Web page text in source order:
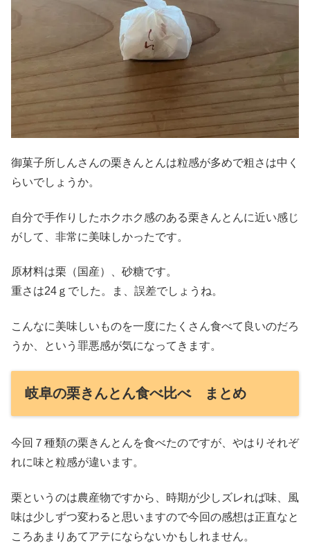
御菓子所しんさんの栗きんとんは粒感が多めで粗さは中く
らいでしょうか。
自分で手作りしたホクホク感のある栗きんとんに近い感じ
がして、非常に美味しかったです。
原材料は栗（国産）、砂糖です。
重さは24ｇでした。ま、誤差でしょうね。
こんなに美味しいものを一度にたくさん食べて良いのだろ
うか、という罪悪感が気になってきます。
岐阜の栗きんとん食べ比べ まとめ
今回７種類の栗きんとんを食べたのですが、やはりそれぞ
れに味と粒感が違います。
栗というのは農産物ですから、時期が少しズレれば味、風
味は少しずつ変わると思いますので今回の感想は正直なと
ころあまりあてアテにならないかもしれません。